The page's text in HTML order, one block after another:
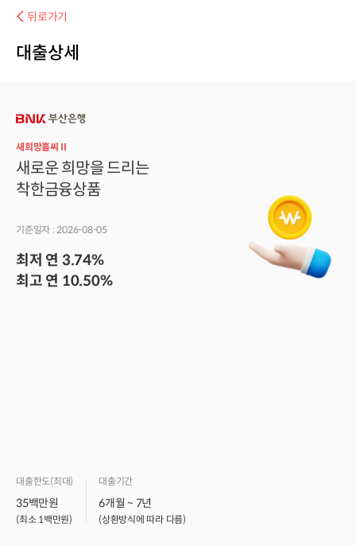
뒤로가기
대출상세
새희망홀씨Ⅱ
새로운 희망을 드리는
착한금융상품
기준일자 :2026-08-05
최저 연 3.74%
최고 연 10.50%
대출한도(최대)
35백만원
(최소 1백만원)
대출기간
6개월 ~ 7년
(상환방식에 따라 다름)